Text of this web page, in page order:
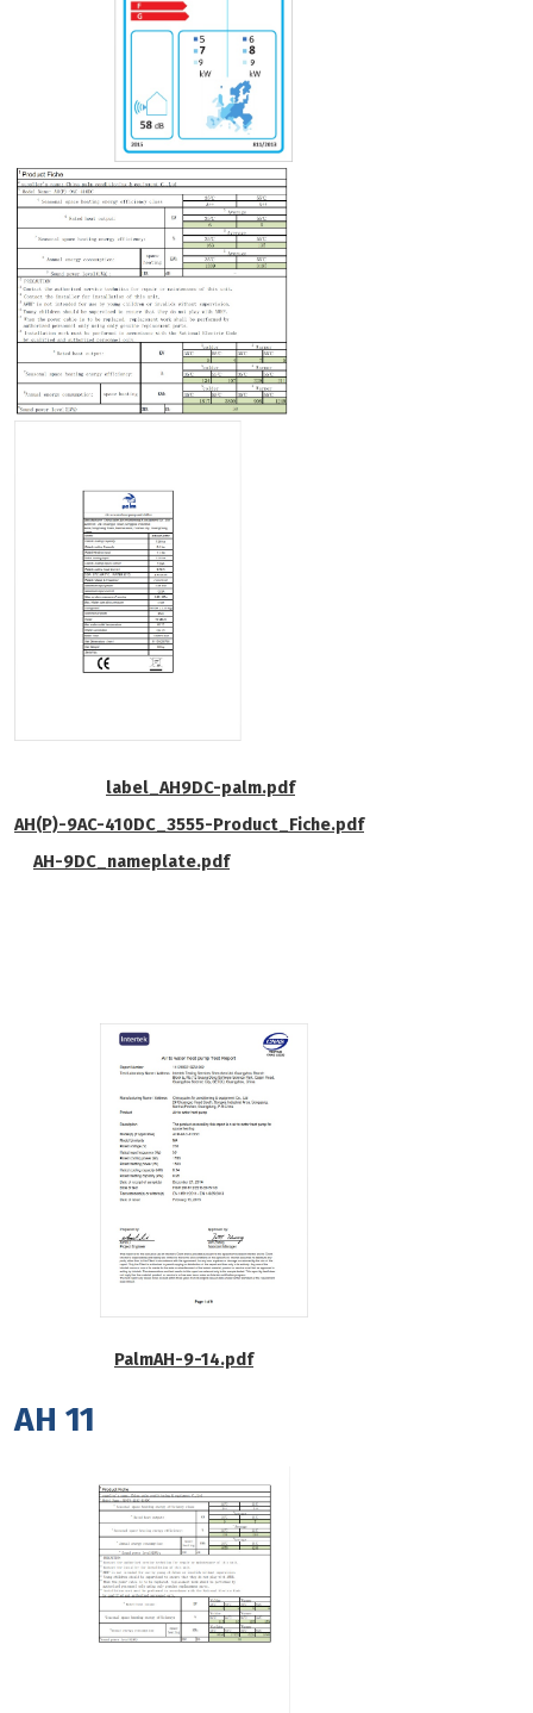
label_AH9DC-palm.pdf
AH(P)-9AC-410DC_3555-Product_Fiche.pdf
AH-9DC_nameplate.pdf
PalmAH-9-14.pdf
AH 11